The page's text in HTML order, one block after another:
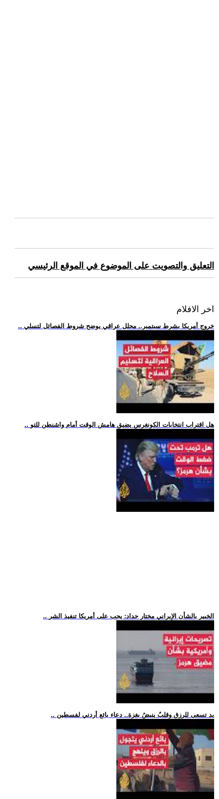
التعليق والتصويت على الموضوع في الموقع الرئيسي
اخر الافلام
.. خروج أمريكا بشرط سبتمبر.. محلل عراقي يوضح شروط الفصائل لتسلي
.. هل اقتراب انتخابات الكونغرس يضيق هامش الوقت أمام واشنطن للتو
.. الخبير بالشأن الإيراني مختار حداد: يجب على أمريكا تنفيذ الشر
.. يد تسعى للرزق وقلبٌ ينبضُ بغزة.. دعاء بائع أردني لفسطين